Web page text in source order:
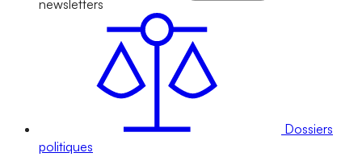
newsletters
Dossiers
politiques